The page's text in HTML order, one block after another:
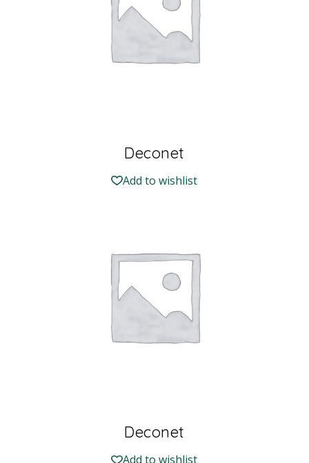
Deconet
Add to wishlist
Deconet
Add to wishlist